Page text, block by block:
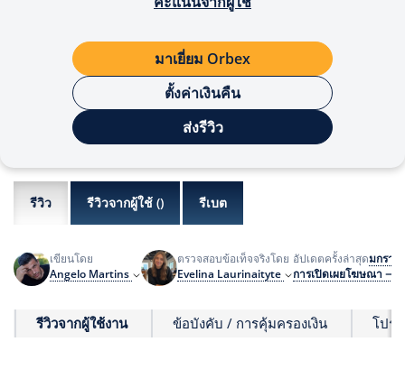
มาเยี่ยม Orbex
ตั้งค่าเงินคืน
ส่งรีวิว
รีวิว รีวิวจากผู้ใช้ () รีเบต
เขียนโดย
Angelo Martins
ตรวจสอบข้อเท็จจริงโดย
Evelina Laurinaityte
อัปเดตครั้งล่าสุดมกราค
การเปิดเผยโฆษณา ⇾
รีวิวจากผู้ใช้งาน ข้อบังคับ / การคุ้มครองเงิน โปร